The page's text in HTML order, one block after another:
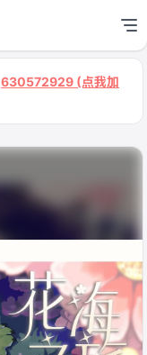
630572929 (点我加